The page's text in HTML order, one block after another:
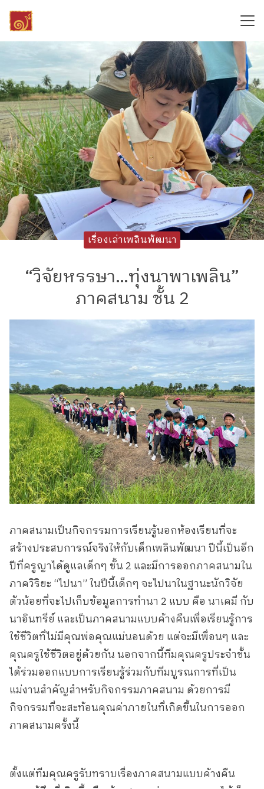
Skip
content
Search
for:
เรื่องเล่าเพลินพัฒนา
“วิจัยหรรษา…ทุ่งนาพาเพลิน”
ภาคสนาม ชั้น 2
ภาคสนามเป็นกิจกรรมการเรียนรู้นอกห้องเรียนที่จะ
สร้างประสบการณ์จริงให้กับเด็กเพลินพัฒนา ปีนี้เป็นอีก
ปีที่ครูญาได้ดูแลเด็กๆ ชั้น 2 และมีการออกภาคสนามใน
ภาควิริยะ “ไปนา” ในปีนี้เด็กๆ จะไปนาในฐานะนักวิจัย
ตัวน้อยที่จะไปเก็บข้อมูลการทำนา 2 แบบ คือ นาเคมี กับ
นาอินทรีย์ และเป็นภาคสนามแบบค้างคืนเพื่อเรียนรู้การ
ใช้ชีวิตที่ไม่มีคุณพ่อคุณแม่นอนด้วย แต่จะมีเพื่อนๆ และ
คุณครูใช้ชีวิตอยู่ด้วยกัน นอกจากนี้ทีมคุณครูประจำชั้น
ได้ร่วมออกแบบการเรียนรู้ร่วมกับทีมบูรณการที่เป็น
แม่งานสำคัญสำหรับกิจกรรมภาคสนาม ด้วยการมี
กิจกรรมที่จะสะท้อนคุณค่าภายในที่เกิดขึ้นในการออก
ภาคสนามครั้งนี้
ตั้งแต่ทีมคุณครูรับทราบเรื่องภาคสนามแบบค้างคืน